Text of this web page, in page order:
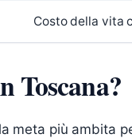
Costo della vita
Toscana?
meta più ambita